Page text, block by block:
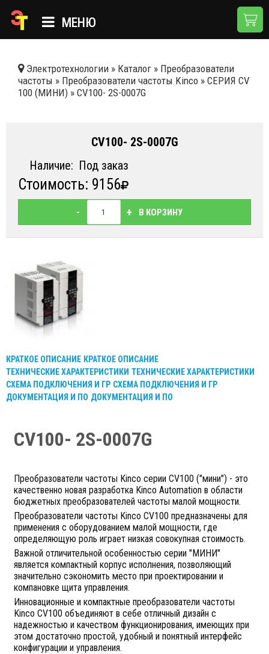
МЕНЮ
КАТАЛОГ
НОВОСТИ
ДОСТАВКА И ОПЛАТА
КОНТАКТЫ
Электротехнологии » Каталог » Преобразователи
частоты » Преобразователи частоты Kinco » СЕРИЯ СV
100 (МИНИ) » CV100- 2S-0007G
CV100- 2S-0007G
Наличие: Под заказ
Стоимость: 9156
- + В КОРЗИНУ
КРАТКОЕ ОПИСАНИЕ КРАТКОЕ ОПИСАНИЕ
ТЕХНИЧЕСКИЕ ХАРАКТЕРИСТИКИ ТЕХНИЧЕСКИЕ ХАРАКТЕРИСТИКИ
СХЕМА ПОДКЛЮЧЕНИЯ И ГР СХЕМА ПОДКЛЮЧЕНИЯ И ГР
ДОКУМЕНТАЦИЯ И ПО ДОКУМЕНТАЦИЯ И ПО
CV100- 2S-0007G
Преобразователи частоты Kinco серии CV100 ("мини") - это
качественно новая разработка Kinco Automation в области
бюджетных преобразователей частоты малой мощности.
Преобразователи частоты Kinco СV100 предназначены для
применения с оборудованием малой мощности, где
определяющую роль играет низкая совокупная стоимость.
Важной отличительной особенностью серии "МИНИ"
является компактный корпус исполнения, позволяющий
значительно сэкономить место при проектировании и
компановке щита управления.
Инновационные и компактные преобразователи частоты
Kinco СV100 объединяют в себе отличный дизайн с
надежностью и качеством функционирования, имеющих при
этом достаточно простой, удобный и понятный интерфейс
конфигурации и управления.